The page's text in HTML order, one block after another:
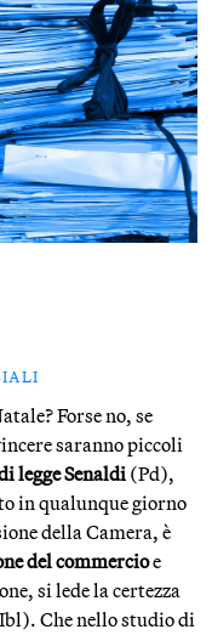
Forse no, se
saranno piccoli
legge Senaldi(Pd),
in qualunque giorno
della Camera, è
del commercioe
si lede la certezza
Che nello studio di